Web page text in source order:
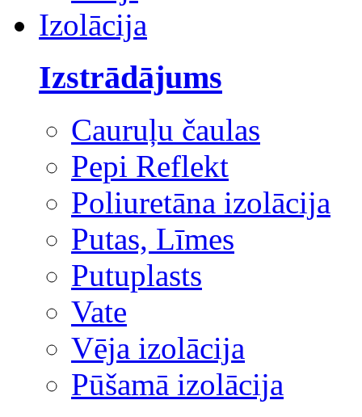
Izolācija
Izstrādājums
Cauruļu čaulas
Pepi Reflekt
Poliuretāna izolācija
Putas, Līmes
Putuplasts
Vate
Vēja izolācija
Pūšamā izolācija